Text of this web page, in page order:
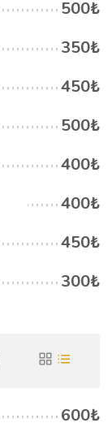
500₺
350₺
450₺
500₺
400₺
400₺
450₺
300₺
600₺